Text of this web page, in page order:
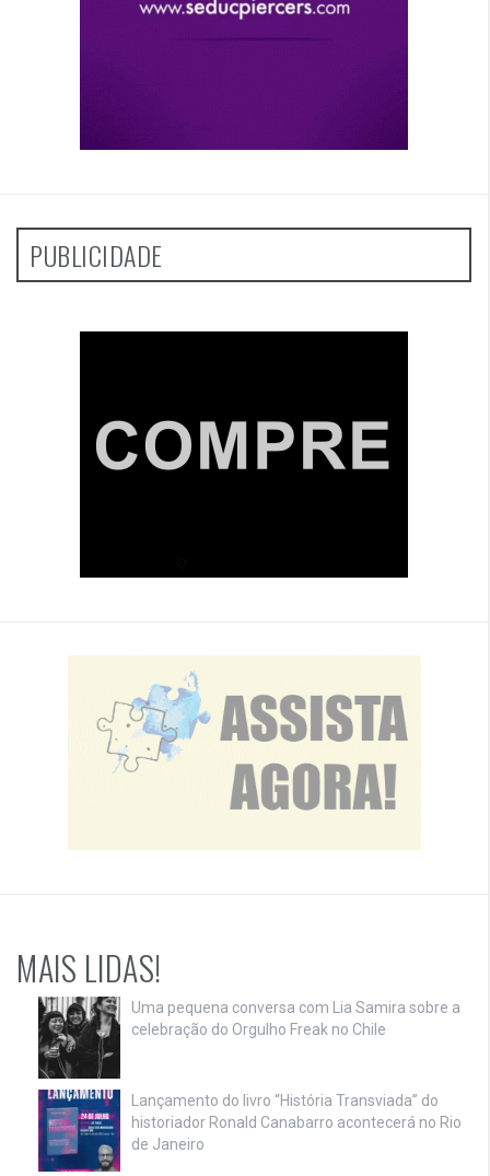
PUBLICIDADE
MAIS LIDAS!
Uma pequena conversa com Lia Samira sobre a
celebração do Orgulho Freak no Chile
Lançamento do livro “História Transviada” do
historiador Ronald Canabarro acontecerá no Rio
de Janeiro